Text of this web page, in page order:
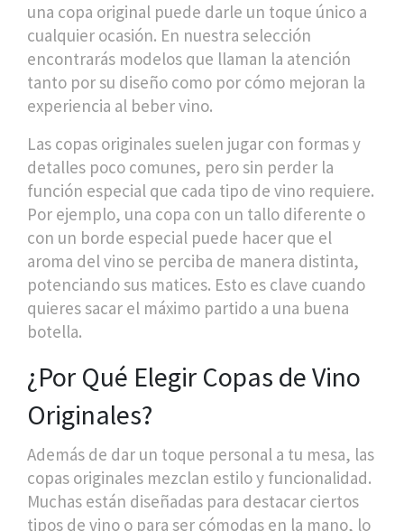
una copa original puede darle un toque único a
cualquier ocasión. En nuestra selección
encontrarás modelos que llaman la atención
tanto por su diseño como por cómo mejoran la
experiencia al beber vino.
Las copas originales suelen jugar con formas y
detalles poco comunes, pero sin perder la
función especial que cada tipo de vino requiere.
Por ejemplo, una copa con un tallo diferente o
con un borde especial puede hacer que el
aroma del vino se perciba de manera distinta,
potenciando sus matices. Esto es clave cuando
quieres sacar el máximo partido a una buena
botella.
¿Por Qué Elegir Copas de Vino
Originales?
Además de dar un toque personal a tu mesa, las
copas originales mezclan estilo y funcionalidad.
Muchas están diseñadas para destacar ciertos
tipos de vino o para ser cómodas en la mano, lo